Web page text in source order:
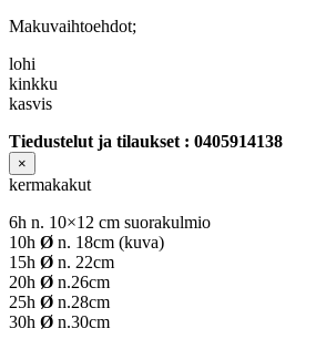
Makuvaihtoehdot;
lohi
kinkku
kasvis
Tiedustelut ja tilaukset : 0405914138
×
kermakakut
6h n. 10×12 cm suorakulmio
10h Ø n. 18cm (kuva)
15h Ø n. 22cm
20h Ø n.26cm
25h Ø n.28cm
30h Ø n.30cm